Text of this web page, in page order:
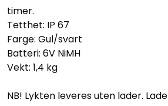
timer.
Tetthet: IP 67
Farge: Gul/svart
Batteri: 6V NiMH
Vekt: 1,4 kg
NB! Lykten leveres uten lader.